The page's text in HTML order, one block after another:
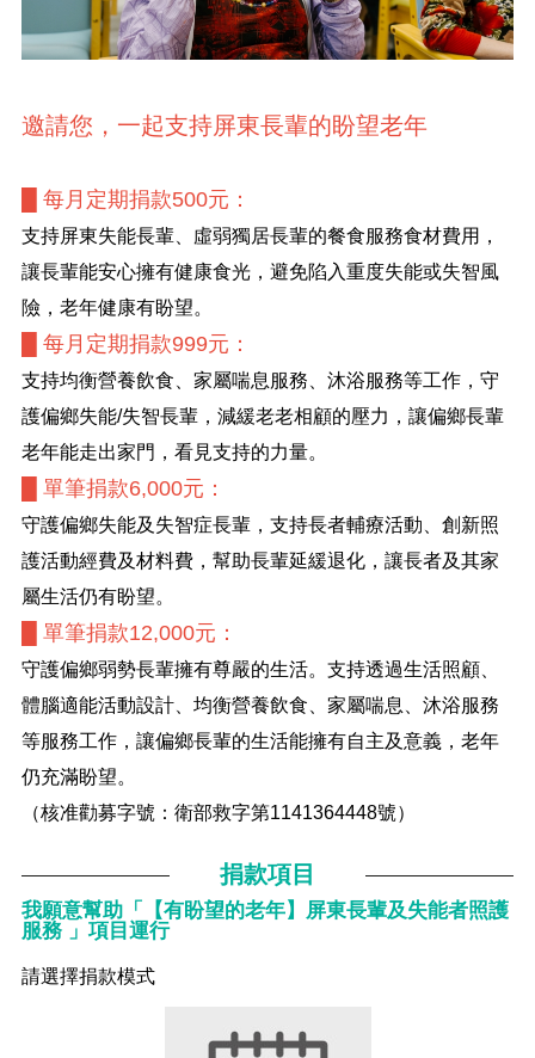
邀請您，一起支持屏東長輩的盼望老年
█ 每月定期捐款500元：
支持屏東失能長輩、虛弱獨居長輩的餐食服務食材費用，
讓長輩能安心擁有健康食光，避免陷入重度失能或失智風
險，老年健康有盼望。
█ 每月定期捐款999元：
支持均衡營養飲食、家屬喘息服務、沐浴服務等工作，守
護偏鄉失能/失智長輩，減緩老老相顧的壓力，讓偏鄉長輩
老年能走出家門，看見支持的力量。
█ 單筆捐款6,000元：
守護偏鄉失能及失智症長輩，支持長者輔療活動、創新照
護活動經費及材料費，幫助長輩延緩退化，讓長者及其家
屬生活仍有盼望。
█ 單筆捐款12,000元：
守護偏鄉弱勢長輩擁有尊嚴的生活。支持透過生活照顧、
體腦適能活動設計、均衡營養飲食、家屬喘息、沐浴服務
等服務工作，讓偏鄉長輩的生活能擁有自主及意義，老年
仍充滿盼望。
（核准勸募字號：衛部救字第1141364448號）
捐款項目
我願意幫助「【有盼望的老年】屏東長輩及失能者照護
服務 」項目運行
請選擇捐款模式